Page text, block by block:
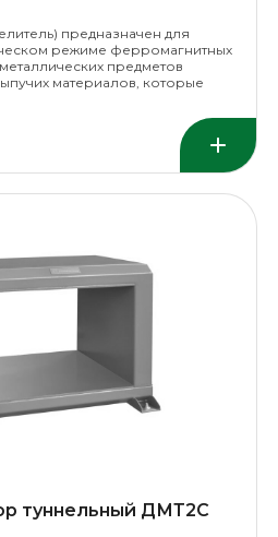
предназначен для
режиме ферромагнитных
предметов
материалов, которые
туннельный ДМТ2С